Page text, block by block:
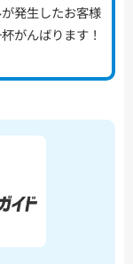
発生したお客様
がんばります！